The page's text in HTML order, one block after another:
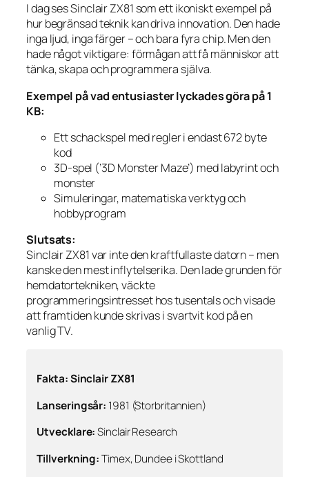
I dag ses Sinclair ZX81 som ett ikoniskt exempel på
hur begränsad teknik kan driva innovation. Den hade
inga ljud, inga färger – och bara fyra chip. Men den
hade något viktigare: förmågan att få människor att
tänka, skapa och programmera själva.
Exempel på vad entusiaster lyckades göra på 1
KB:
Ett schackspel med regler i endast 672 byte
kod
3D-spel (’3D Monster Maze’) med labyrint och
monster
Simuleringar, matematiska verktyg och
hobbyprogram
Slutsats:
Sinclair ZX81 var inte den kraftfullaste datorn – men
kanske den mest inflytelserika. Den lade grunden för
hemdatortekniken, väckte
programmeringsintresset hos tusentals och visade
att framtiden kunde skrivas i svartvit kod på en
vanlig TV.
Fakta: Sinclair ZX81
Lanseringsår: 1981 (Storbritannien)
Utvecklare:Sinclair Research
Tillverkning:Timex, Dundee i Skottland